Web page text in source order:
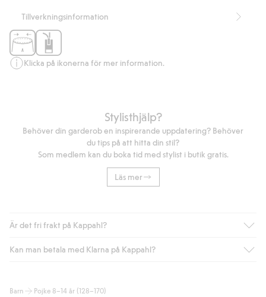
Tillverkningsinformation
Klicka på ikonerna för mer information.
Stylisthjälp?
Behöver din garderob en inspirerande uppdatering? Behöver
du tips på att hitta din stil?
Som medlem kan du boka tid med stylist i butik gratis.
Läs mer
Är det fri frakt på Kappahl?
Är du medlem i Kappahl Club har du alltid gratis frakt till butik
automatik efter du loggat in och identifierats som medlem.
Kan man betala med Klarna på Kappahl?
bland annat faktura och swish men även andra betalningssätt.
Barn Pojke 8–14 år (128–170)